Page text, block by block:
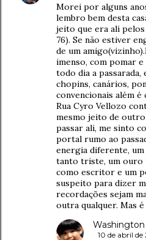
Morei por alguns
lembro bem desta
jeito que era ali
76). Se não estiver
de um
imenso, com pomar e
todo dia a passarada,
chopins, canários,
convencionais além é
Rua Cyro Vellozo
mesmo jeito de
passar ali, me sinto
portal rumo ao
energia diferente,
tanto triste, um ouro
como escritor e um
suspeito para dizer
recordações sejam
outra qualquer. Mas
Washington
10 de abril de